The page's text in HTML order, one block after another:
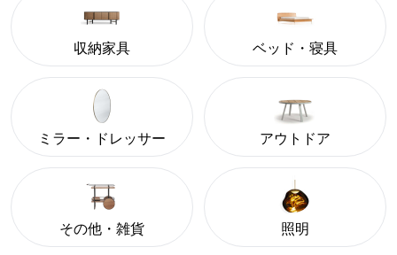
収納家具 ベッド・寝具
ミラー・ドレッサー アウトドア
その他・雑貨 照明